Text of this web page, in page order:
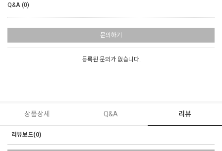
Q&A (0)
문의하기
등록된 문의가 없습니다.
상품상세 Q&A 리뷰
리뷰보드(0)